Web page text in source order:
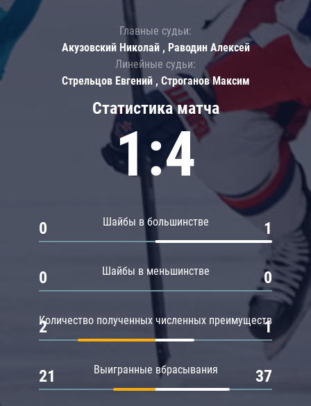
Статистика матча
1:4
Шайбы в большинстве
0 1
Шайбы в меньшинстве
0 0
Количество полученных численных преимуществ
2 1
Выигранные вбрасывания
21 37
Главные судьи:
Акузовский Николай , Раводин Алексей
Линейные судьи:
Стрельцов Евгений , Строганов Максим